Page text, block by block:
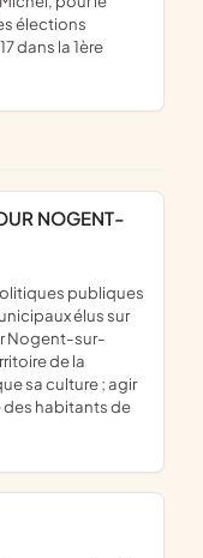
élections
dans la 1ère
élus sur
Nogent-sur-
de la
sa culture ; agir
des habitants de